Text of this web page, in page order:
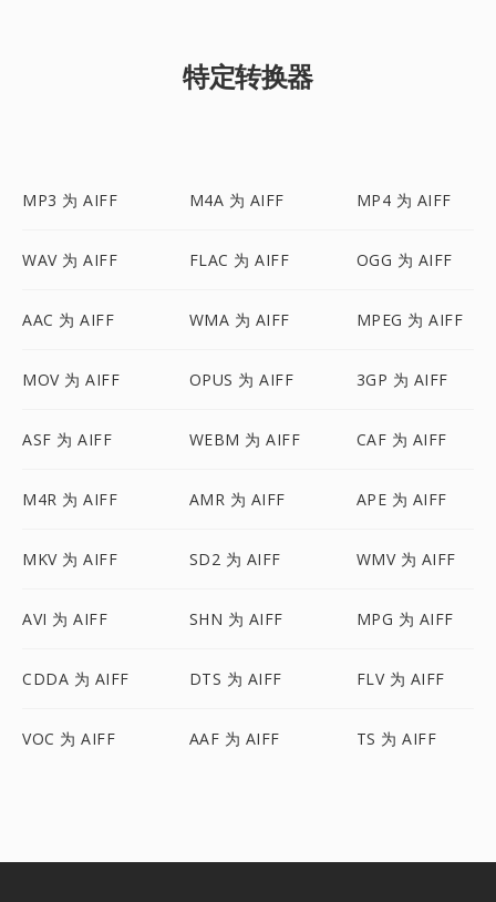
特定转换器
MP3 为 AIFF M4A 为 AIFF MP4 为 AIFF
WAV 为 AIFF FLAC 为 AIFF OGG 为 AIFF
AAC 为 AIFF WMA 为 AIFF MPEG 为 AIFF
MOV 为 AIFF OPUS 为 AIFF 3GP 为 AIFF
ASF 为 AIFF WEBM 为 AIFF CAF 为 AIFF
M4R 为 AIFF AMR 为 AIFF APE 为 AIFF
MKV 为 AIFF SD2 为 AIFF WMV 为 AIFF
AVI 为 AIFF SHN 为 AIFF MPG 为 AIFF
CDDA 为 AIFF DTS 为 AIFF FLV 为 AIFF
VOC 为 AIFF AAF 为 AIFF TS 为 AIFF